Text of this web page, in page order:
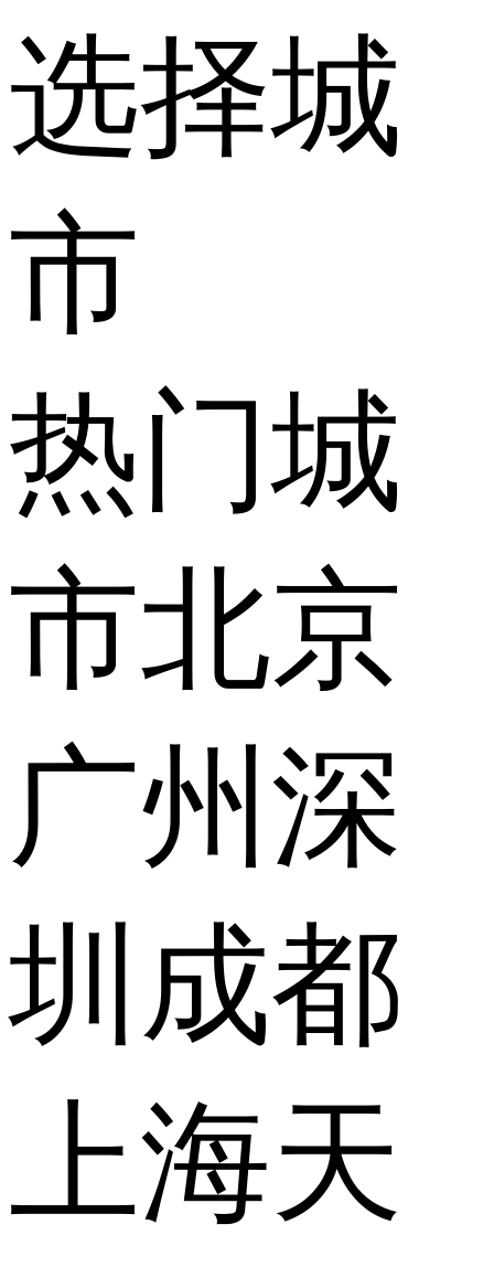
选择城
市
热门城
市北京
广州 深
圳 成都
上海天